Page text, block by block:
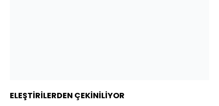
ELEŞTİRİLERDEN ÇEKİNİLİYOR